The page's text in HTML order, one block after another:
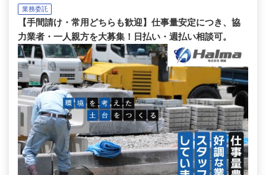
業務委託
【手間請け・常用どちらも歓迎】仕事量安定につき、協
力業者・一人親方を大募集！日払い・週払い相談可。